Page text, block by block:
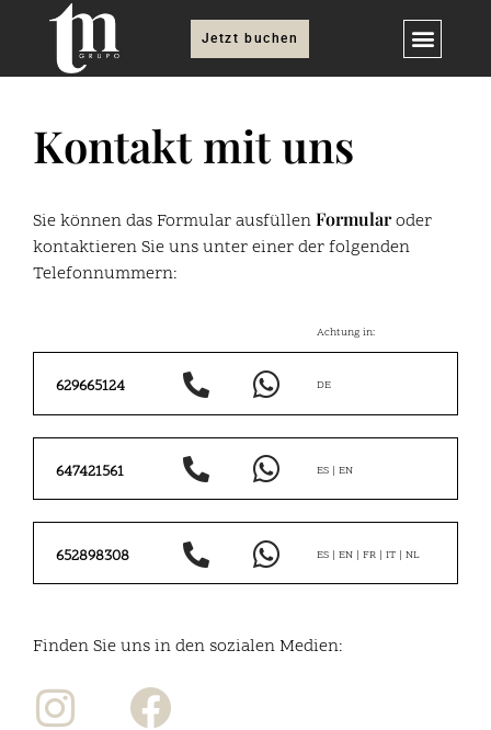
Jetzt buchen
Kontakt mit uns
Sie können das Formular ausfüllenFormularoder
kontaktieren Sie uns unter einer der folgenden
Telefonnummern:
Achtung in:
629665124 DE
647421561 ES | EN
652898308 ES | EN | FR | IT | NL
Finden Sie uns in den sozialen Medien: